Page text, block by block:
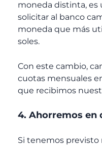
moneda distinta, es
solicitar al banco
moneda que más
soles.
Con este cambio,
cuotas mensuales
que recibimos
4. Ahorremos en
Si tenemos previsto